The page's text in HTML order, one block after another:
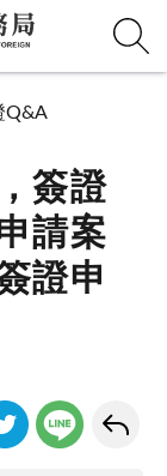
Q&A
簽證
請案
證申